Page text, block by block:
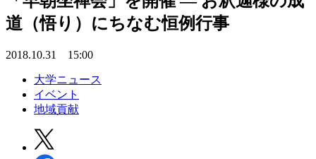
道（悟り）にちなむ恒例行事
2018.10.31 15:00
大学ニュース
イベント
地域貢献